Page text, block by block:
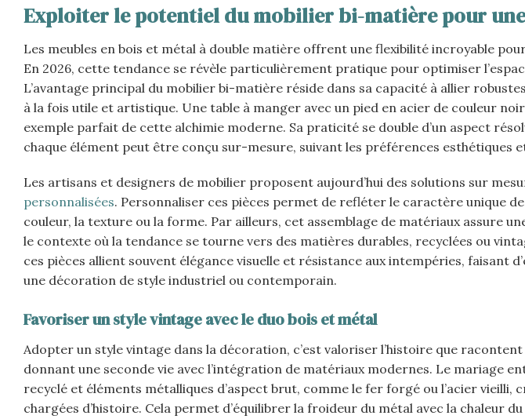
Exploiter le potentiel du mobilier bi-matière pour
Les meubles en bois et métal à double matière offrent une flexibilité incroyable
En 2026, cette tendance se révèle particulièrement pratique pour optimiser
L’avantage principal du mobilier bi-matière réside dans sa capacité à allier
à la fois utile et artistique. Une table à manger avec un pied en acier de couleur
exemple parfait de cette alchimie moderne. Sa praticité se double d’un aspect
chaque élément peut être conçu sur-mesure, suivant les préférences esthétiques
Les artisans et designers de mobilier proposent aujourd’hui des solutions sur
personnalisées. Personnaliser ces pièces permet de refléter le caractère unique
couleur, la texture ou la forme. Par ailleurs, cet assemblage de matériaux assure
le contexte où la tendance se tourne vers des matières durables, recyclées ou
ces pièces allient souvent élégance visuelle et résistance aux intempéries, faisant
une décoration de style industriel ou contemporain.
Favoriser un style vintage avec le duo bois et métal
Adopter un style vintage dans la décoration, c’est valoriser l’histoire que
donnant une seconde vie avec l’intégration de matériaux modernes. Le mariage
recyclé et éléments métalliques d’aspect brut, comme le fer forgé ou l’acier vieilli,
chargées d’histoire. Cela permet d’équilibrer la froideur du métal avec la chaleur